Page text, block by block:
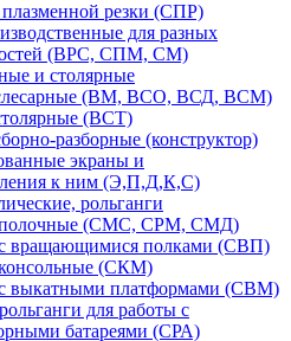
резки (СПР)
для разных
(ВРС, СПМ, СМ)
и столярные
(ВМ, ВСО, ВСД, ВСМ)
(ВСТ)
разборные (конструктор)
экраны и
к ним (Э,П,Д,К,С)
рольганги
полочные (СМС, СРМ, СМД)
вращающимися полками (СВП)
(СКМ)
выкатными платформами (СВМ)
для работы с
батареями (СРА)